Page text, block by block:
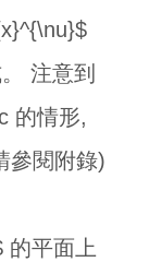
注意到
的情形,
參閱附錄)
的平面上